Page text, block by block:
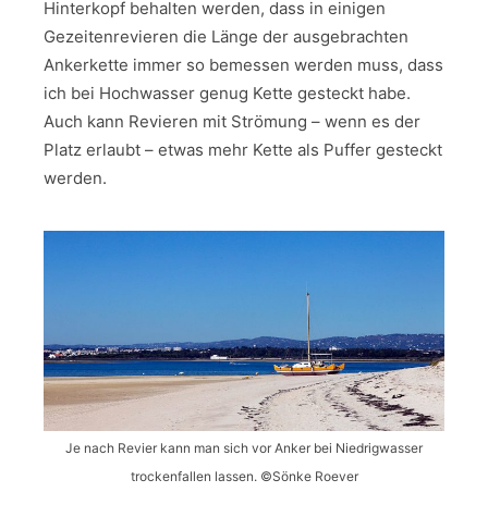
Hinterkopf behalten werden, dass in einigen
Gezeitenrevieren die Länge der ausgebrachten
Ankerkette immer so bemessen werden muss, dass
ich bei Hochwasser genug Kette gesteckt habe.
Auch kann Revieren mit Strömung – wenn es der
Platz erlaubt – etwas mehr Kette als Puffer gesteckt
werden.
Je nach Revier kann man sich vor Anker bei Niedrigwasser
trockenfallen lassen. ©Sönke Roever